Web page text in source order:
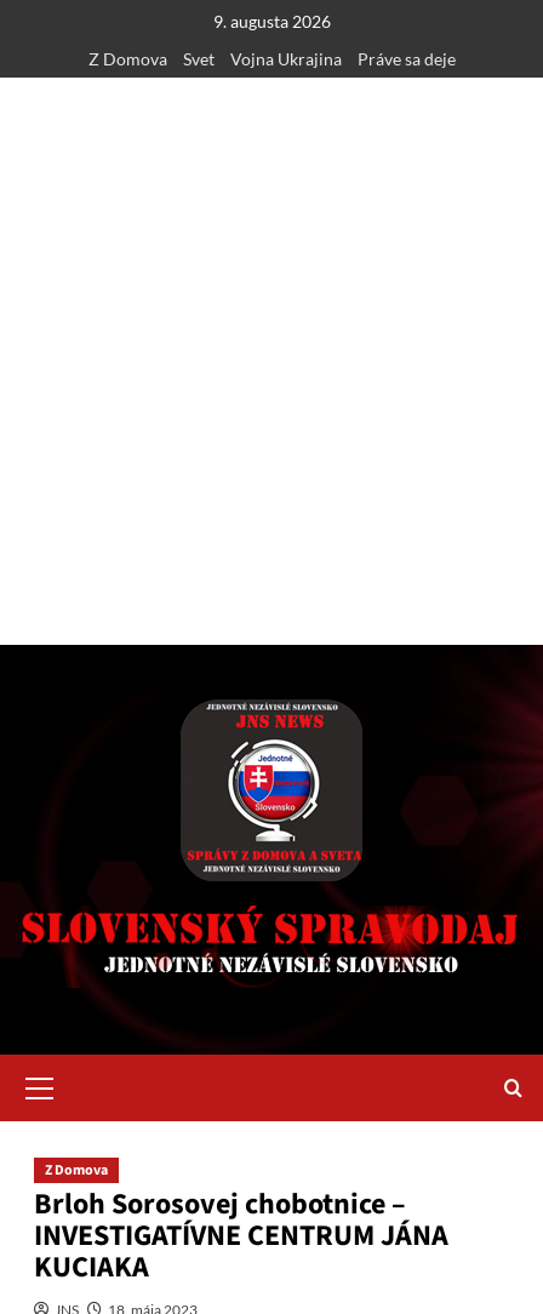
content
9. augusta 2026
Z Domova
Svet Vojna Ukrajina Práve sa deje
Menu
Z Domova
Brloh Sorosovej chobotnice –
INVESTIGATÍVNE CENTRUM JÁNA
KUCIAKA
JNS 18. mája 2023